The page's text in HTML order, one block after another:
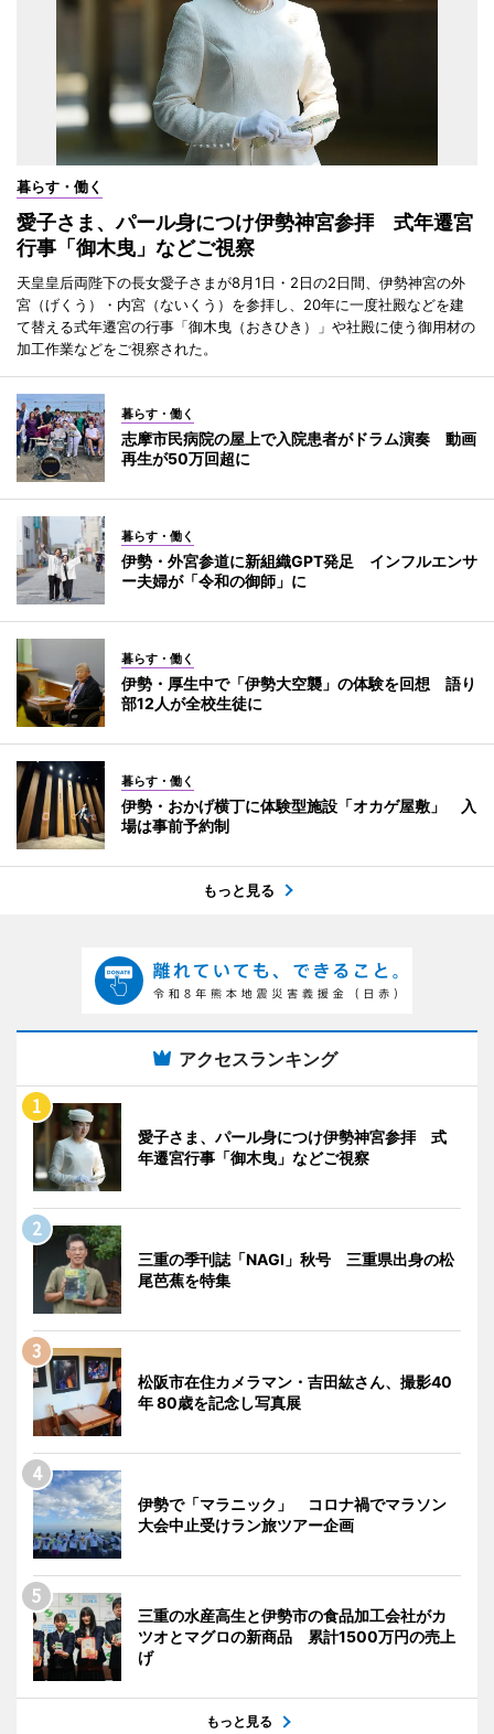
暮らす・働く
愛子さま、パール身につけ伊勢神宮参拝 式年遷宮
行事「御木曳」などご視察
天皇皇后両陛下の長女愛子さまが8月1日・2日の2日間、伊勢神宮の外
宮（げくう）・内宮（ないくう）を参拝し、20年に一度社殿などを建
て替える式年遷宮の行事「御木曳（おきひき）」や社殿に使う御用材の
加工作業などをご視察された。
暮らす・働く
志摩市民病院の屋上で入院患者がドラム演奏 動画
再生が50万回超に
暮らす・働く
伊勢・外宮参道に新組織GPT発足 インフルエンサ
ー夫婦が「令和の御師」に
暮らす・働く
伊勢・厚生中で「伊勢大空襲」の体験を回想 語り
部12人が全校生徒に
暮らす・働く
伊勢・おかげ横丁に体験型施設「オカゲ屋敷」 入
場は事前予約制
もっと見る
アクセスランキング
愛子さま、パール身につけ伊勢神宮参拝 式
年遷宮行事「御木曳」などご視察
三重の季刊誌「NAGI」秋号 三重県出身の松
尾芭蕉を特集
松阪市在住カメラマン・吉田紘さん、撮影40
年 80歳を記念し写真展
伊勢で「マラニック」 コロナ禍でマラソン
大会中止受けラン旅ツアー企画
三重の水産高生と伊勢市の食品加工会社がカ
ツオとマグロの新商品 累計1500万円の売上
げ
もっと見る